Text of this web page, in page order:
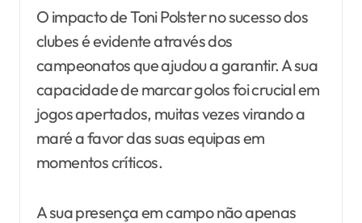
O impacto de Toni Polster no sucesso dos
clubes é evidente através dos
campeonatos que ajudou a garantir. A sua
capacidade de marcar golos foi crucial em
jogos apertados, muitas vezes virando a
maré a favor das suas equipas em
momentos críticos.
A sua presença em campo não apenas